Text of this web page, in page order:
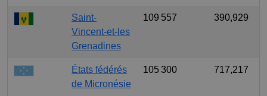
Saint-
Vincent-et-les
Grenadines
109 557 390,929
États fédérés
de Micronésie
105 300 717,217